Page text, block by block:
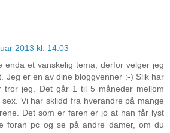
2013 kl. 14:03
enda et vanskelig tema, derfor velger jeg
Jeg er en av dine bloggvenner :-) Slik har
jeg. Det går 1 til 5 måneder mellom
Vi har sklidd fra hverandre på mange
Det som er faren er jo at han får lyst
foran pc og se på andre damer, om du